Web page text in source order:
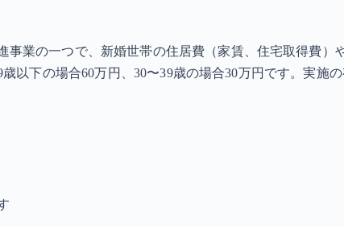
業の一つで、新婚世帯の住居費（家賃、住宅取得費
以下の場合60万円、30〜39歳の場合30万円です。実